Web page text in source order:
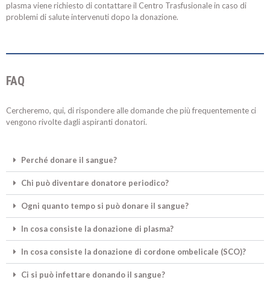
plasma viene richiesto di contattare il Centro Trasfusionale in caso di
problemi di salute intervenuti dopo la donazione.
FAQ
Cercheremo, qui, di rispondere alle domande che più frequentemente ci
vengono rivolte dagli aspiranti donatori.
Perché donare il sangue?
Chi può diventare donatore periodico?
Ogni quanto tempo si può donare il sangue?
In cosa consiste la donazione di plasma?
In cosa consiste la donazione di cordone ombelicale (SCO)?
Ci si può infettare donando il sangue?